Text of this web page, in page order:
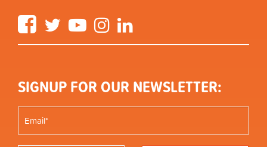
FacebookTwitter YouTube Instagram
SIGNUP FOR OUR NEWSLETTER: